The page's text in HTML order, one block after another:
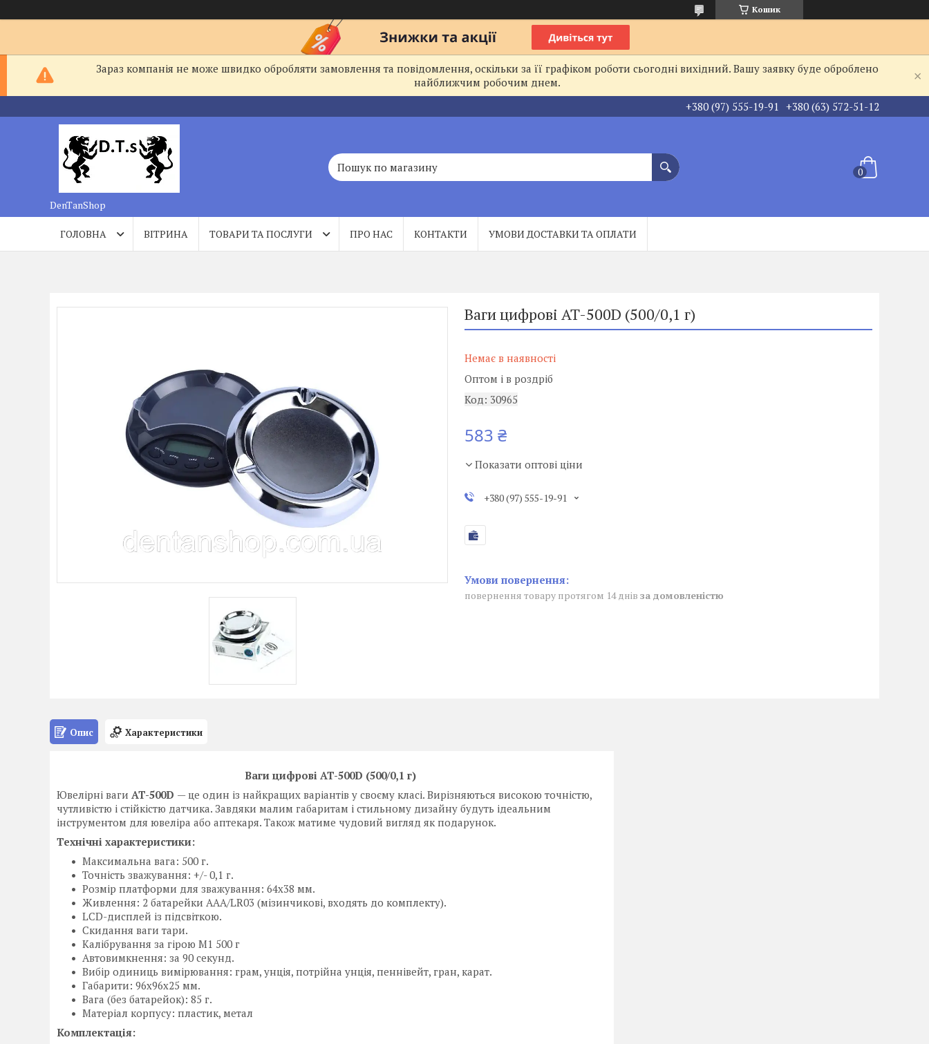
Кошик
Зараз компанія не може швидко обробляти замовлення та повідомлення, оскільки за її графіком роботи сьогодні вихідний. Вашу заявку буде оброблено
найближчим робочим днем.
+380 (97) 555-19-91 +380 (63) 572-51-12
DenTanShop
ГОЛОВНА ВІТРИНА ТОВАРИ ТА ПОСЛУГИ ПРО НАС КОНТАКТИ УМОВИ ДОСТАВКИ ТА ОПЛАТИ
Ваги цифрові AT-500D (500/0,1 г)
Немає в наявності
Оптом і в роздріб
Код: 30965
583 ₴
Показати оптові ціни
+380 (97) 555-19-91
повернення товару протягом 14 днів за домовленістю
Опис Характеристики
Ваги цифрові AT-500D (500/0,1 г)
Ювелірні ваги AT-500D — це один із найкращих варіантів у своєму класі. Вирізняються високою точністю,
чутливістю і стійкістю датчика. Завдяки малим габаритам і стильному дизайну будуть ідеальним
інструментом для ювеліра або аптекаря. Також матиме чудовий вигляд як подарунок.
Технічні характеристики:
Максимальна вага: 500 г.
Точність зважування: +/- 0,1 г.
Розмір платформи для зважування: 64х38 мм.
Живлення: 2 батарейки AAA/LR03 (мізинчикові, входять до комплекту).
LCD-дисплей із підсвіткою.
Скидання ваги тари.
Калібрування за гірою М1 500 г
Автовимкнення: за 90 секунд.
Вибір одиниць вимірювання: грам, унція, потрійна унція, пеннівейт, гран, карат.
Габарити: 96х96х25 мм.
Вага (без батарейок): 85 г.
Матеріал корпусу: пластик, метал
Комплектація: